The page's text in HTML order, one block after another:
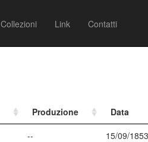
Collezioni Link Contatti
Produzione Data
-- 15/09/1853